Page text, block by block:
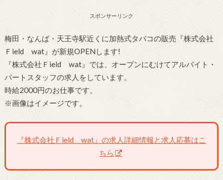
スポンサーリンク
梅田・なんば・天王寺駅近くに加熱式タバコの販売『株式会社
Ｆield wat』が新規OPENします!
『株式会社Ｆield wat』では、オープンにむけてアルバイト・
パートスタッフの求人をしています。
時給2000円のお仕事です。
※画像はイメージです。
『株式会社Ｆield wat』の求人詳細情報と求人応募はこ
ちら